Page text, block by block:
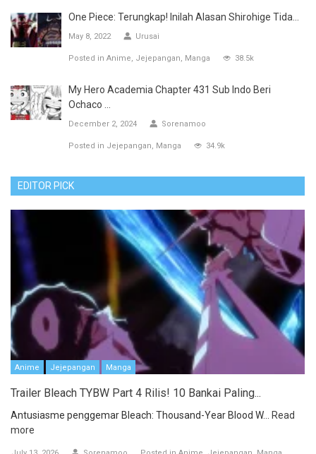
One Piece: Terungkap! Inilah Alasan Shirohige Tida...
May 8, 2022 Urusai
Posted in Anime Jejepangan Manga 38.5k
My Hero Academia Chapter 431 Sub Indo Beri
Ochaco ...
December 2, 2024 Sorenamoo
Posted in Jejepangan Manga 34.9k
EDITOR PICK
Anime Jejepangan Manga
Trailer Bleach TYBW Part 4 Rilis! 10 Bankai Paling...
Antusiasme penggemar Bleach: Thousand-Year Blood W...
Read
more